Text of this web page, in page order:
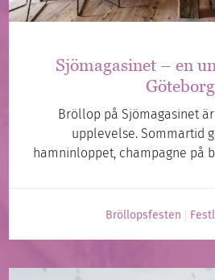
Sjömagasinet – en
Göteborg
Bröllop på Sjömagasinet
upplevelse. Sommartid
hamninloppet, champagne på
Bröllopsfesten